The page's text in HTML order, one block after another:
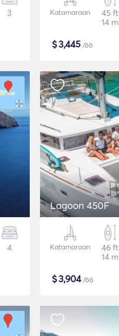
3 Katamaraan
45 ft
14 m
$3,445 /öö
4
Lagoon 450F
Katamaraan
46 ft
14 m
$3,904/öö